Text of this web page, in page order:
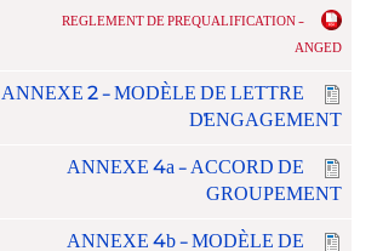
REGLEMENT DE PREQUALIFICATION -
ANGED
ANNEXE 2 - MODÈLE DE LETTRE
D'ENGAGEMENT
ANNEXE 4a - ACCORD DE
GROUPEMENT
ANNEXE 4b - MODÈLE DE